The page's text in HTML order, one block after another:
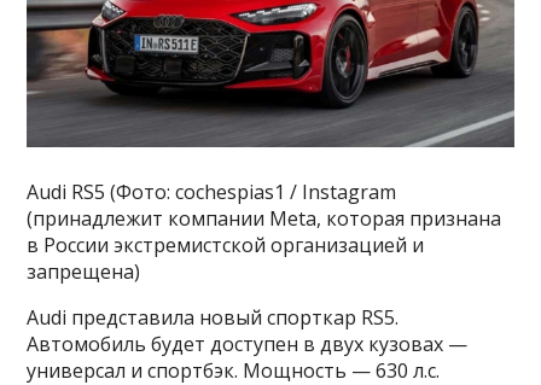
Audi RS5 (Фото: cochespias1 / Instagram
(принадлежит компании Metа, которая признана
в России экстремистской организацией и
запрещена)
Audi представила новый спорткар RS5.
Автомобиль будет доступен в двух кузовах —
универсал и спортбэк. Мощность — 630 л.с.